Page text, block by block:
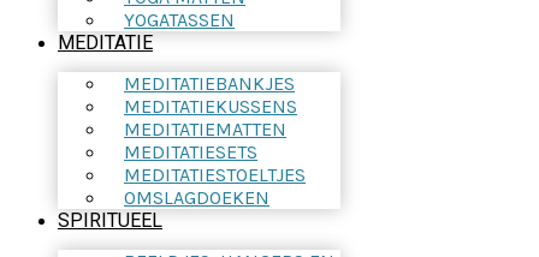
YOGATASSEN
MEDITATIE
MEDITATIEBANKJES
MEDITATIEKUSSENS
MEDITATIEMATTEN
MEDITATIESETS
MEDITATIESTOELTJES
OMSLAGDOEKEN
SPIRITUEEL